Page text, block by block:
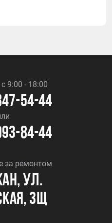
9:00 - 18:00
54-44
84-44
за ремонтом
ул.
3Щ